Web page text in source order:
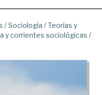
/Sociología /Teorías y
y corrientes sociológicas /